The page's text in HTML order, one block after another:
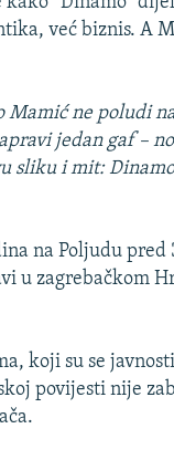
već biznis. A
ne poludi
jedan gaf –
sliku i mit:
na Poljudu pred
u zagrebačkom
koji su se
povijesti nije